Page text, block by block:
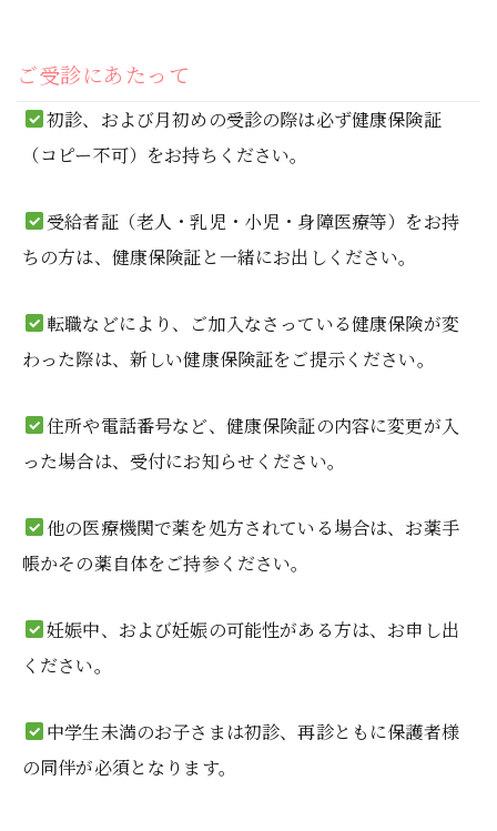
ご受診にあたって
初診、および月初めの受診の際は必ず健康保険証
（コピー不可）をお持ちください。
受給者証（老人・乳児・小児・身障医療等）をお持
ちの方は、健康保険証と一緒にお出しください。
転職などにより、ご加入なさっている健康保険が変
わった際は、新しい健康保険証をご提示ください。
住所や電話番号など、健康保険証の内容に変更が入
った場合は、受付にお知らせください。
他の医療機関で薬を処方されている場合は、お薬手
帳かその薬自体をご持参ください。
妊娠中、および妊娠の可能性がある方は、お申し出
ください。
中学生未満のお子さまは初診、再診ともに保護者様
の同伴が必須となります。